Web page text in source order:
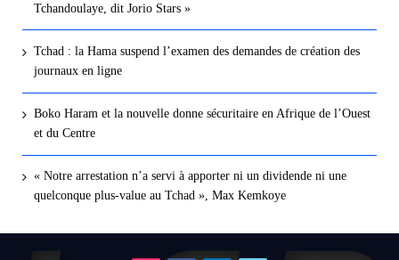
Tchandoulaye, dit Jorio Stars »
Tchad : la Hama suspend l’examen des demandes de création des
journaux en ligne
Boko Haram et la nouvelle donne sécuritaire en Afrique de l’Ouest
et du Centre
« Notre arrestation n’a servi à apporter ni un dividende ni une
quelconque plus-value au Tchad », Max Kemkoye